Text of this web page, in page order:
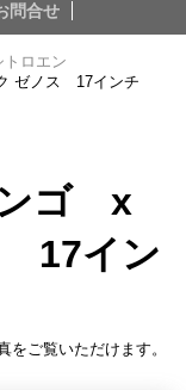
問合せ
トロエン
ゼノス 17インチ
ンゴ x
17イン
ご覧いただけます。